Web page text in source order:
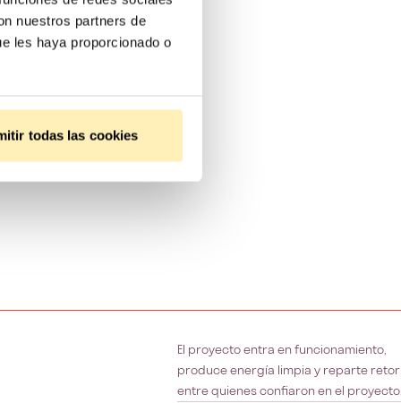
nuestros partners de
les haya proporcionado o
todas las cookies
El proyecto entra en funcionamiento,
produce energía limpia y reparte
entre quienes confiaron en el